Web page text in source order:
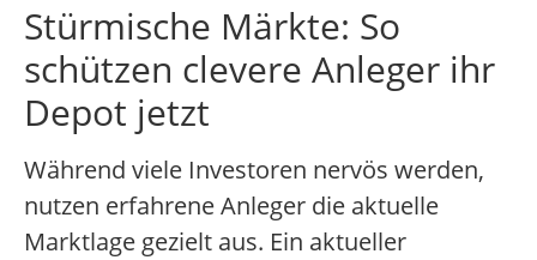
Stürmische Märkte: So
schützen clevere Anleger ihr
Depot jetzt
Während viele Investoren nervös werden,
nutzen erfahrene Anleger die aktuelle
Marktlage gezielt aus. Ein aktueller